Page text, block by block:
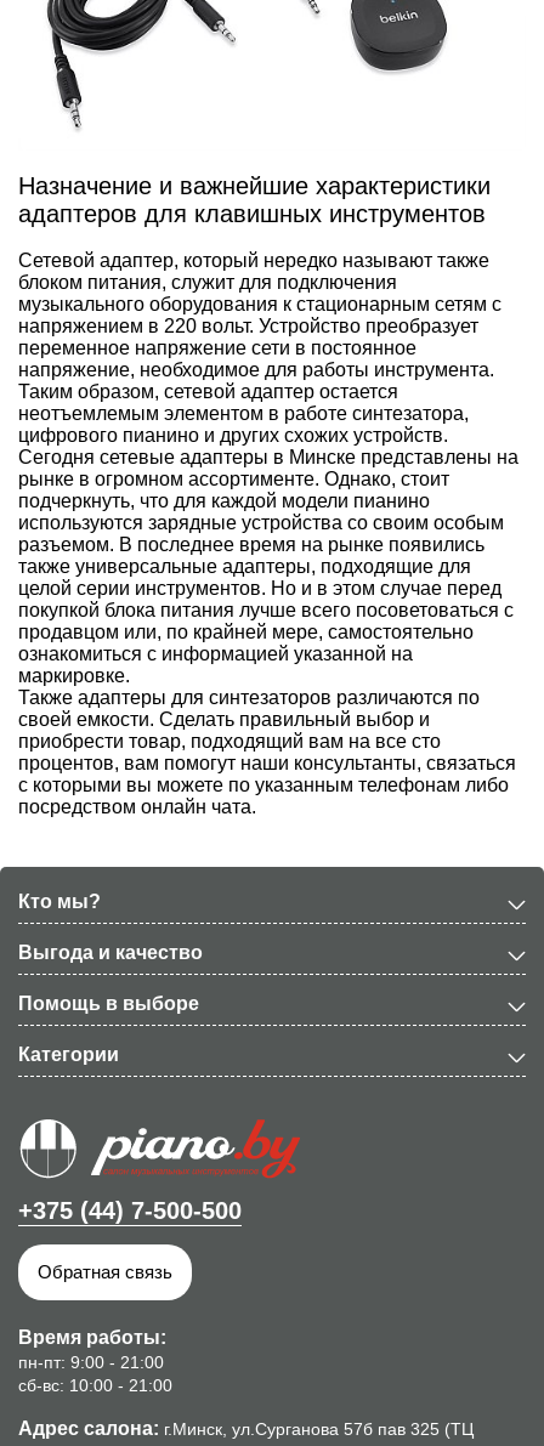
Назначение и важнейшие характеристики
адаптеров для клавишных инструментов
Сетевой адаптер, который нередко называют также
блоком питания, служит для подключения
музыкального оборудования к стационарным сетям с
напряжением в 220 вольт. Устройство преобразует
переменное напряжение сети в постоянное
напряжение, необходимое для работы инструмента.
Таким образом, сетевой адаптер остается
неотъемлемым элементом в работе синтезатора,
цифрового пианино и других схожих устройств.
Сегодня сетевые адаптеры в Минске представлены на
рынке в огромном ассортименте. Однако, стоит
подчеркнуть, что для каждой модели пианино
используются зарядные устройства со своим особым
разъемом. В последнее время на рынке появились
также универсальные адаптеры, подходящие для
целой серии инструментов. Но и в этом случае перед
покупкой блока питания лучше всего посоветоваться с
продавцом или, по крайней мере, самостоятельно
ознакомиться с информацией указанной на
маркировке.
Также адаптеры для синтезаторов различаются по
своей емкости. Сделать правильный выбор и
приобрести товар, подходящий вам на все сто
процентов, вам помогут наши консультанты, связаться
с которыми вы можете по указанным телефонам либо
посредством онлайн чата.
Кто мы?
Выгода и качество
Помощь в выборе
Категории
+375 (44) 7-500-500
Обратная связь
Время работы:
пн-пт: 9:00 - 21:00
сб-вс: 10:00 - 21:00
Адрес салона: г.Минск, ул.Сурганова 57б пав 325 (ТЦ